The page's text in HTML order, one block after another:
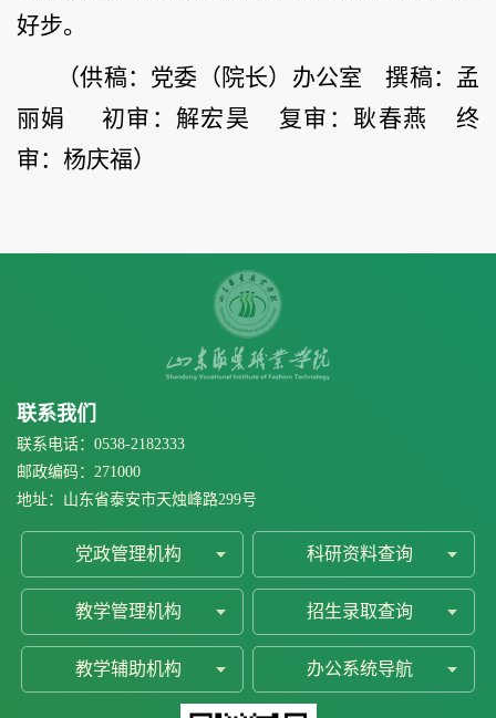
好步。
（供稿：党委（院长）办公室 撰稿：孟
丽娟 初审：解宏昊 复审：耿春燕 终
审：杨庆福）
联系我们
联系电话：0538-2182333
邮政编码：271000
地址：山东省泰安市天烛峰路299号
党政管理机构 科研资料查询
教学管理机构 招生录取查询
教学辅助机构 办公系统导航